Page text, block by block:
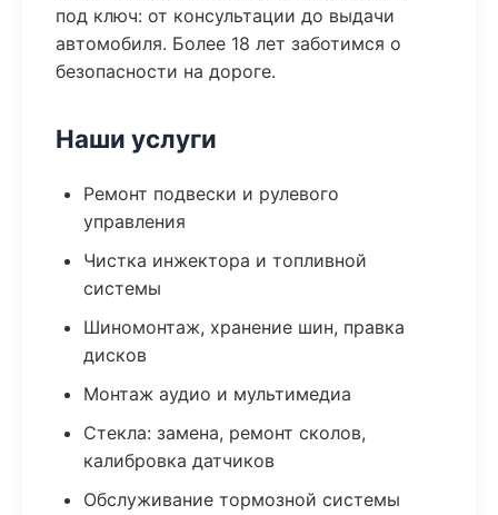
под ключ: от консультации до выдачи
автомобиля. Более 18 лет заботимся о
безопасности на дороге.
Наши услуги
Ремонт подвески и рулевого
управления
Чистка инжектора и топливной
системы
Шиномонтаж, хранение шин, правка
дисков
Монтаж аудио и мультимедиа
Стекла: замена, ремонт сколов,
калибровка датчиков
Обслуживание тормозной системы